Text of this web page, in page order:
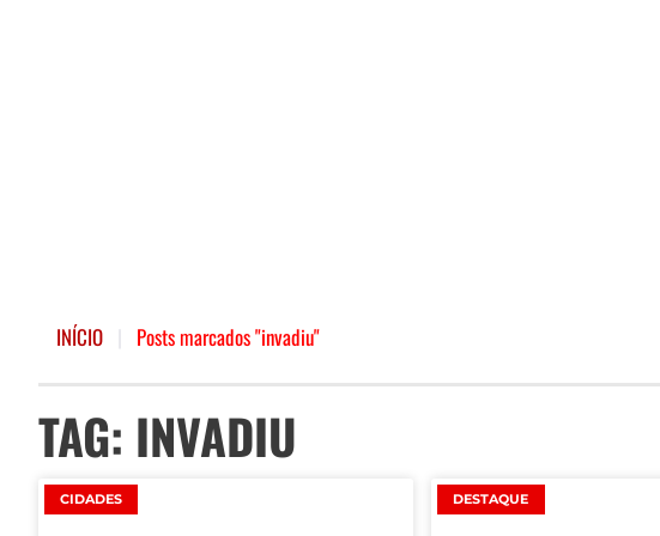
INÍCIO Posts marcados "invadiu"
TAG: INVADIU
CIDADES DESTAQUE